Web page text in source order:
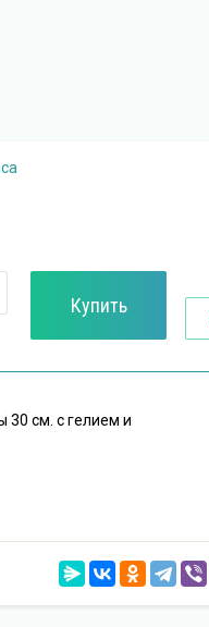
Купить
см. с гелием и